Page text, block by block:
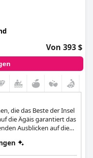
Von 393 $
die das Beste der Insel
die Ägäis garantiert das
Ausblicken auf die